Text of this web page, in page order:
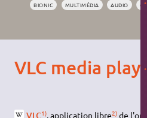
BIONIC MULTIMÉDIA AUDIO
VLC media
VLC1), application libre2)de